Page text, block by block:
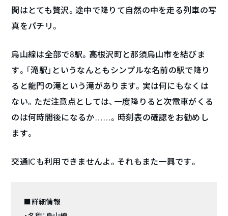
間はとても贅沢。途中で降りて自然の中を走る列車の写
真をパチリ。
烏山線は全部で8駅。高根沢町と那須烏山市を結びま
す。「滝駅」というなんともシンプルな名前の駅で降り
ると龍門の滝という滝があります。実は何にもなくは
ない。ただ注意点としては、一度降りると次電車がくる
のは何時間後になるか……。時刻表の確認をお勧めし
ます。
交通ICも利用できませんよ。それもまた一興です。
■詳細情報